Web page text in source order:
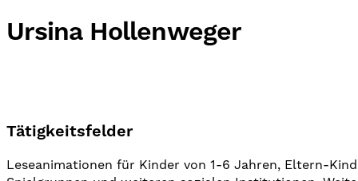
Ursina Hollenweger
Tätigkeitsfelder
Leseanimationen für Kinder von 1-6 Jahren, Eltern-